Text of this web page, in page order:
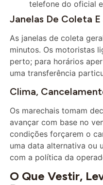
Janelas De Coleta
As janelas de coleta
minutos. Os motoristas
perto; para horários
uma transferência
Clima,
Os marechais tomam
avançar com base no
condições forçarem o
uma data alternativa ou
com a política da
O Que Vestir,
Preparar